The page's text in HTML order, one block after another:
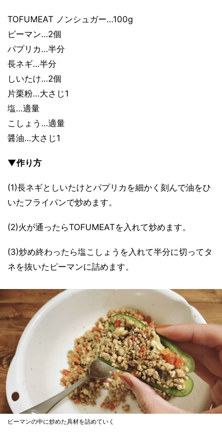
TOFUMEAT ノンシュガー…100g
ピーマン…2個
パプリカ…半分
長ネギ…半分
しいたけ…2個
片栗粉…大さじ1
塩…適量
こしょう…適量
醤油…大さじ1
▼作り方
(1)長ネギとしいたけとパプリカを細かく刻んで油をひ
いたフライパンで炒めます。
(2)火が通ったらTOFUMEATを入れて炒めます。
(3)炒め終わったら塩こしょうを入れて半分に切ってタ
ネを抜いたピーマンに詰めます。
ピーマンの中に炒めた具材を詰めていく